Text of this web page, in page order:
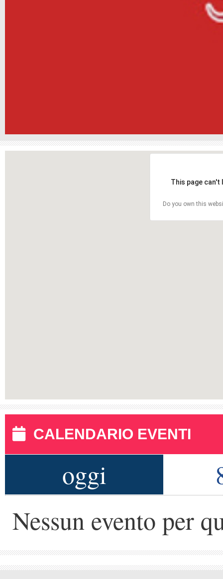
This page
Do you own this
CALENDARIO EVENTI
oggi
Nessun evento per